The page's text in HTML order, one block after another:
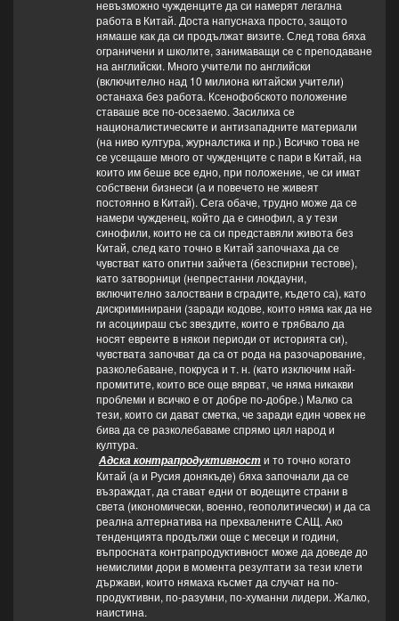
невъзможно чужденците да си намерят легална
работа в Китай. Доста напуснаха просто, защото
нямаше как да си продължат визите. След това бяха
ограничени и школите, занимаващи се с преподаване
на английски. Много учители по английски
(включително над 10 милиона китайски учители)
останаха без работа. Ксенофобското положение
ставаше все по-осезаемо. Засилиха се
националистическите и антизападните материали
(на ниво култура, журналстика и пр.) Всичко това не
се усещаше много от чужденците с пари в Китай, на
които им беше все едно, при положение, че си имат
собствени бизнеси (а и повечето не живеят
постоянно в Китай). Сега обаче, трудно може да се
намери чужденец, който да е синофил, а у тези
синофили, които не са си представяли живота без
Китай, след като точно в Китай започнаха да се
чувстват като опитни зайчета (безспирни тестове),
като затворници (непрестанни локдауни,
включително залоствани в сградите, където са), като
дискриминирани (заради кодове, които няма как да не
ги асоциираш със звездите, които е трябвало да
носят евреите в някои периоди от историята си),
чувствата започват да са от рода на разочарование,
разколебаване, покруса и т. н. (като изключим най-
промитите, които все още вярват, че няма никакви
проблеми и всичко е от добре по-добре.) Малко са
тези, които си дават сметка, че заради един човек не
бива да се разколебаваме спрямо цял народ и
култура.
Адска контрапродуктивности то точно когато
Китай (а и Русия донякъде) бяха започнали да се
възраждат, да стават едни от водещите страни в
света (икономически, военно, геополитически) и да са
реална алтернатива на прехвалените САЩ. Ако
тенденцията продължи още с месеци и години,
въпросната контрапродуктивност може да доведе до
немислими дори в момента резултати за тези клети
държави, които нямаха късмет да случат на по-
продуктивни, по-разумни, по-хуманни лидери. Жалко,
наистина.